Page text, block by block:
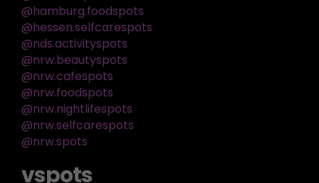
@hamburg.foodspots
@hessen.selfcarespots
@nds.activityspots
@nrw.beautyspots
@nrw.cafespots
@nrw.foodspots
@nrw.nightlifespots
@nrw.selfcarespots
@nrw.spots
vspots